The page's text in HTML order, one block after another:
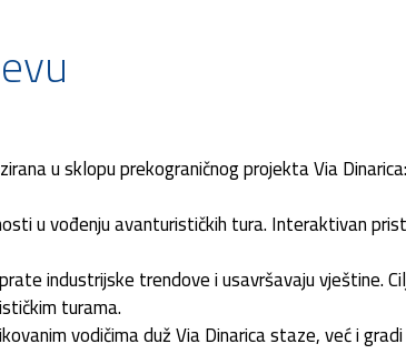
u sklopu prekograničnog projekta Via
u vođenju avanturističkih tura. Interaktivan
industrijske trendove i usavršavaju vještine.
turama.
vodičima duž Via Dinarica staze, već i